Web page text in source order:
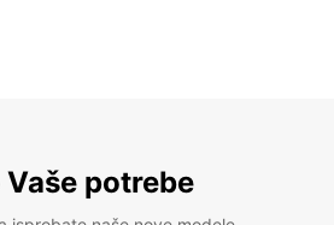
potrebe